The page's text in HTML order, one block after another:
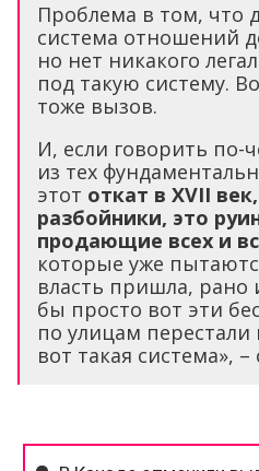
Проблема в том, что
система отношений
но нет никакого
под такую систему.
тоже вызов.
И, если говорить по-
из тех
этот откат в XVII
разбойники, это
продающие всех и
которые уже
власть пришла,
бы просто вот эти
по улицам перестали
вот такая система»,